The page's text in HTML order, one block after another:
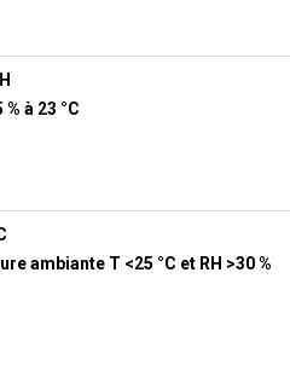
% à 23 °C
ambiante T <25 °C et RH >30 %